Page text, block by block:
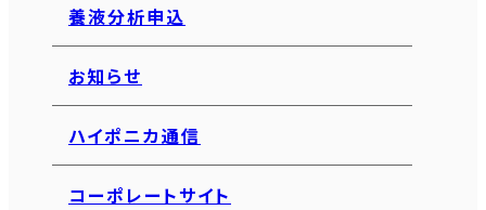
養液分析申込
お知らせ
ハイポニカ通信
コーポレートサイト